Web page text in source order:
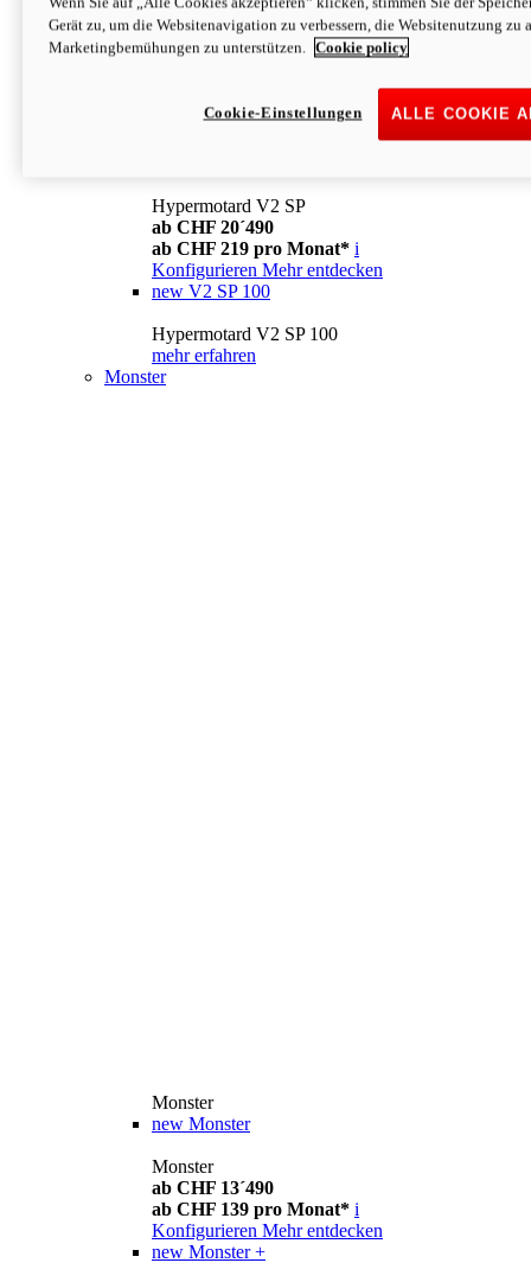
Konfigurieren Mehr entdecken
newV2
ab CHF 169 pro Monat* i
Mehr entdecken
Hypermotard V2 SP
ab CHF 20´490
ab CHF 219 pro Monat* i
Konfigurieren Mehr entdecken
new V2 SP 100
Hypermotard V2 SP 100
mehr erfahren
Monster
Monster
new Monster
Monster
ab CHF 13´490
ab CHF 139 pro Monat* i
Konfigurieren Mehr entdecken
new Monster +
Gerät zu, um die Websitenavigation zu verbessern, die Websitenutzung zu
Marketingbemühungen zu unterstützen.
Cookie policy
ALLE COOKIE
Cookie-Einstellungen